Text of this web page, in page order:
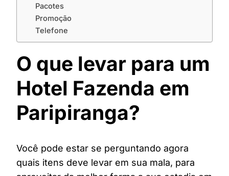
Pacotes
Promoção
Telefone
O que levar para um
Hotel Fazenda em
Paripiranga?
Você pode estar se perguntando agora
quais itens deve levar em sua mala, para